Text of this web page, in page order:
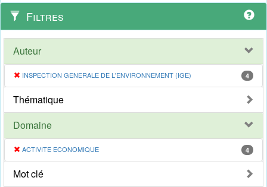
Filtres
Auteur
INSPECTION GENERALE DE L'ENVIRONNEMENT (IGE) 4
Thématique
Domaine
ACTIVITE ECONOMIQUE 4
Mot clé